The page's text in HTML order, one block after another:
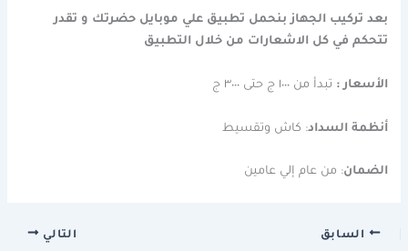
بعد تركيب الجهاز بنحمل تطبيق علي موبايل حضرتك و تقدر
تتحكم في كل الاشعارات من خلال التطبيق
الأسعار : تبدأ من ١٠٠٠ ج حتى ٣٠٠٠ ج
أنظمة السداد: كاش وتقسيط
الضمان: من عام إلي عامين
السابق التالي